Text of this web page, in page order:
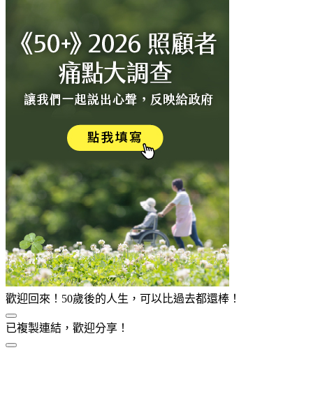
歡迎回來！50歲後的人生，可以比過去都還棒！
已複製連結，歡迎分享！